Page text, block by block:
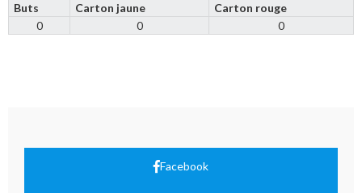
Buts Carton jaune
Carton rouge
0
0 0
Facebook